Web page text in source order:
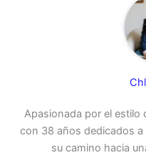
Apasionada por el estilo
con 38 años dedicados
su camino hacia